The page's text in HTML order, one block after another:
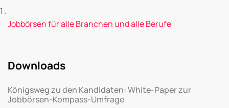
Jobbörsen für alle Branchen und alle Berufe
Downloads
Königsweg zu den Kandidaten: White-Paper zur
Jobbörsen-Kompass-Umfrage